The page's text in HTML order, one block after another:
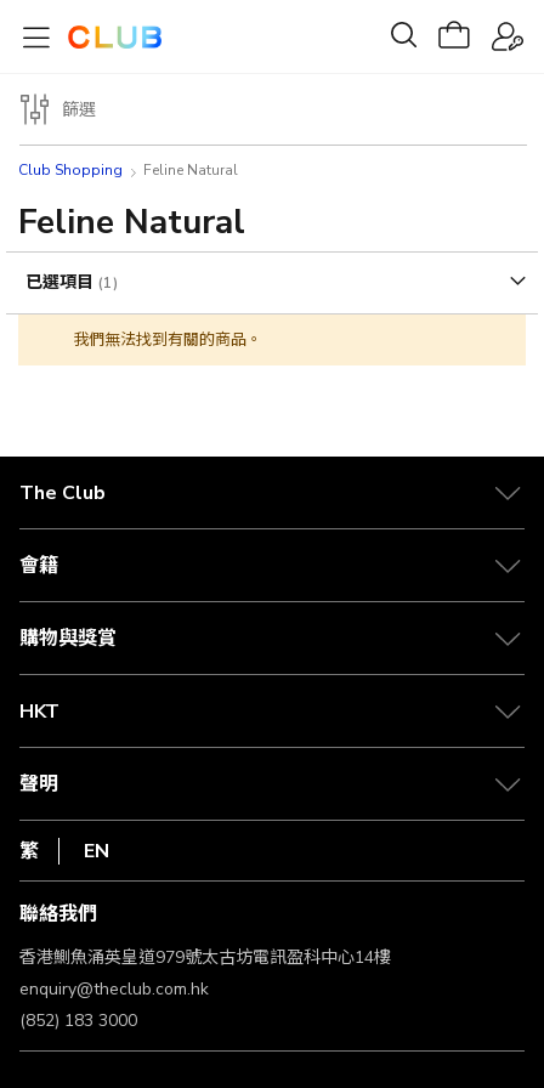
Club Shopping Feline Natural
Feline Natural
我們無法找到有關的商品。
篩選
已選項目
The Club
關於 The Club
合作夥伴
媒體中心
會籍
會籍及專屬禮遇
賺取積分
購物與獎賞
物流與配送
Club Shopping 商品領取站
常見問題
HKT
csl.
1010
HKT
聲明
私隱聲明
使用條款
條款及細則
不歧視及不騷擾聲明
認可牌照及通告
繁 EN
聯絡我們
香港鰂魚涌英皇道979號太古坊電訊盈科中心14樓
enquiry@theclub.com.hk
(852) 183 3000